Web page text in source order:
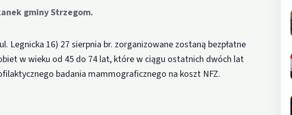
gminy Strzegom.
Legnicka 16) 27 sierpnia br. zorganizowane zostaną bezpłatne
w wieku od 45 do 74 lat, które w ciągu ostatnich dwóch lat
badania mammograficznego na koszt NFZ.